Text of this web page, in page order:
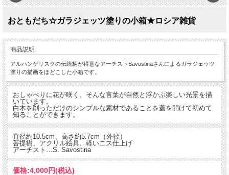
おともだち☆ガラジェッツ塗りの小箱★ロシア雑貨
商品説明
アルハンゲリスクの伝統柄が得意なアーチストSavostinaさんによるガラジェッツ
塗りの描画をほどこした小箱です。
おしゃべりに花が咲く、そんな言葉が自然と浮かぶ楽しい光景を描
いています。
白木を削っただけのシンプルな素材であることを蓋を開けて初めて
知ることができます。
直径約10.5cm、高さ約5.7cm（外径）
菩提樹、アクリル絵具、軽いニス仕上げ
アーチスト…S. Savostina
価格:4,000円(税込)